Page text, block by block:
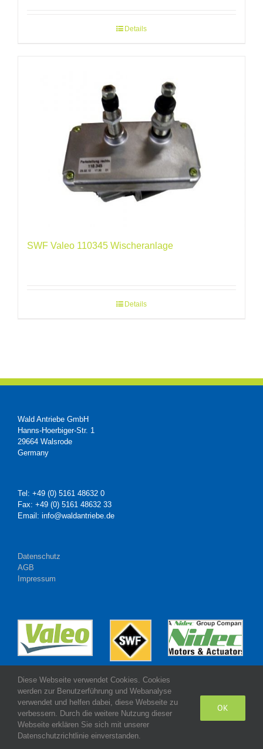
Details
SWF Valeo 110345 Wischeranlage
Details
Wald Antriebe GmbH
Hanns-Hoerbiger-Str. 1
29664 Walsrode
Germany
Tel: +49 (0) 5161 48632 0
Fax: +49 (0) 5161 48632 33
Email: info@waldantriebe.de
Datenschutz
AGB
Impressum
Made with by Wald Antriebe GmbH
Diese Webseite verwendet Cookies. Cookies
werden zur Benutzerführung und Webanalyse
verwendet und helfen dabei, diese Webseite zu
verbessern. Durch die weitere Nutzung dieser
Webseite erklären Sie sich mit unserer
Datenschutzrichtlinie einverstanden.
OK